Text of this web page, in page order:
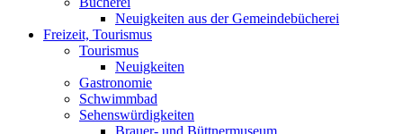
Neuigkeiten aus der Gemeindebücherei
Freizeit, Tourismus
Tourismus
Neuigkeiten
Gastronomie
Schwimmbad
Sehenswürdigkeiten
Brauer- und Büttnermuseum